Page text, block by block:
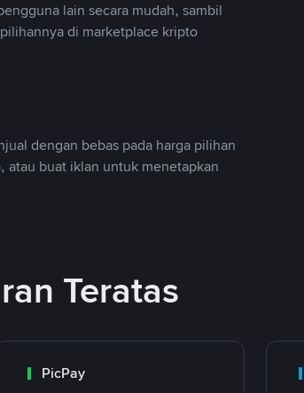
lain secara mudah, sambil
di marketplace kripto
dengan bebas pada harga pilihan
atau buat iklan untuk menetapkan
Teratas
PicPay